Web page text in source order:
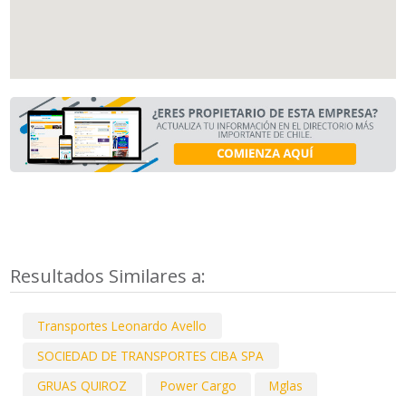
Resultados Similares a:
Transportes Leonardo Avello
SOCIEDAD DE TRANSPORTES CIBA SPA
GRUAS QUIROZ
Power Cargo Mglas